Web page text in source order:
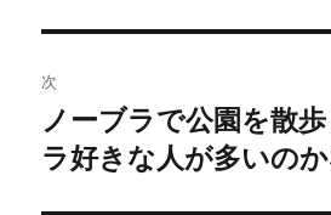
ビ
ゲ
ー
シ
投
稿:
次
次
の
ノーブラで公園を散
ラ好きな人が多いの